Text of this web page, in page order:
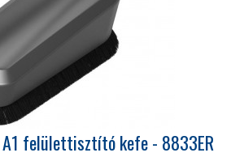
A1 felülettisztító kefe - 8833ER